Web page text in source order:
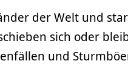
der Welt und
sich oder
und